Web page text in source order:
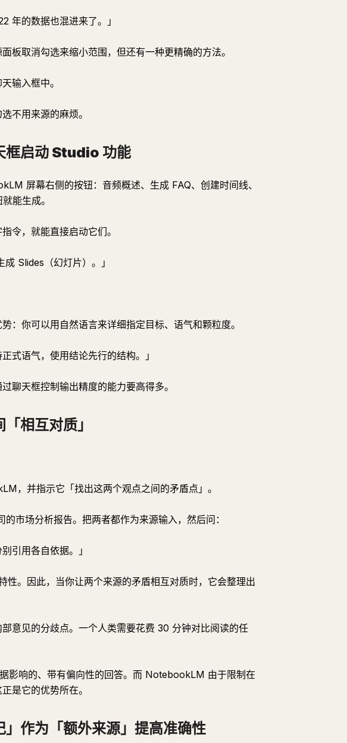
年的数据也混进来了。」
板取消勾选来缩小范围，但还有一种更精确的方法。
输入框中。
不用来源的麻烦。
启动 Studio 功能
屏幕右侧的按钮：音频概述、生成 FAQ、创建时间线、
能生成。
令，就能直接启动它们。
成 Slides（幻灯片）。」
：你可以用自然语言来详细指定目标、语气和颗粒度。
式语气，使用结论先行的结构。」
聊天框控制输出精度的能力要高得多。
相互对质」
，并指示它「找出这两个观点之间的矛盾点」。
市场分析报告。把两者都作为来源输入，然后问：
引用各自依据。」
。因此，当你让两个来源的矛盾相互对质时，它会整理出
意见的分歧点。一个人类需要花费 30 分钟对比阅读的任
影响的、带有偏向性的回答。而 NotebookLM 由于限制在
是它的优势所在。
作为「额外来源」提高准确性